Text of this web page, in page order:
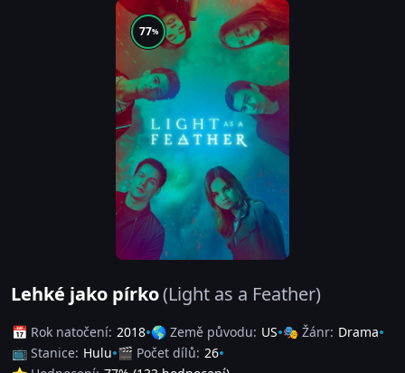
77%
Lehké jako pírko(Light as a Feather)
📅 Rok natočení: 2018 🌎 Země původu: US 🎭 Žánr: Drama
📺 Stanice: Hulu 🎬 Počet dílů: 26